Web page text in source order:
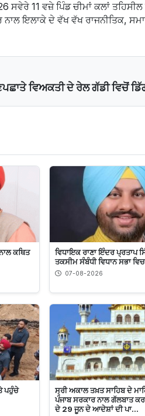
11 ਵਜ਼ੇ ਪਿੰਡ ਚੀਮਾਂ ਕਲਾਂ ਤਹਿਸੀਲ
ਨਾਲ ਇਲਾਕੇ ਦੇ ਵੱਖ ਵੱਖ ਰਾਜਨੀਤਿਕ,
ਵਿਅਕਤੀ ਦੇ ਰੇਲ ਗੱਡੀ ਵਿਚੋਂ
ਕਥਿਤ
ਵਿਧਾਇਕ ਰਾਣਾ ਇੰਦਰ ਪ੍ਰਤਾਪ
ਤਕਸੀਮ ਸੰਬੰਧੀ ਵਿਧਾਨ ਸਭਾ
07-08-2026
ਪਹੁੰਚੇ
ਸ੍ਰੀ ਅਕਾਲ ਤਖ਼ਤ ਸਾਹਿਬ ਦੇ
ਪੰਜਾਬ ਸਰਕਾਰ ਨਾਲ ਗੱਲਬਾਤ
ਦੇ 29 ਜੂਨ ਦੇ ਆਦੇਸ਼ਾਂ ਦੀ ਪਾ...